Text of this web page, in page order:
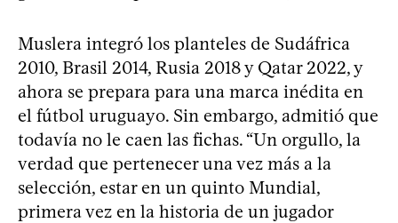
Muslera integró los planteles de Sudáfrica
2010, Brasil 2014, Rusia 2018 y Qatar 2022, y
ahora se prepara para una marca inédita en
el fútbol uruguayo. Sin embargo, admitió que
todavía no le caen las fichas. “Un orgullo, la
verdad que pertenecer una vez más a la
selección, estar en un quinto Mundial,
primera vez en la historia de un jugador